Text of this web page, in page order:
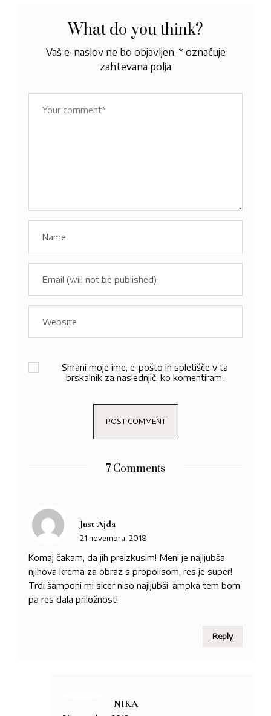
What do you think?
Vaš e-naslov ne bo objavljen. *označuje
zahtevana polja
Shrani moje ime, e-pošto in spletišče v ta
brskalnik za naslednjič, ko komentiram.
7 Comments
Just Ajda
21 novembra, 2018
Komaj čakam, da jih preizkusim! Meni je najljubša
njihova krema za obraz s propolisom, res je super!
Trdi šamponi mi sicer niso najljubši, ampka tem bom
pa res dala priložnost!
Reply
NIKA